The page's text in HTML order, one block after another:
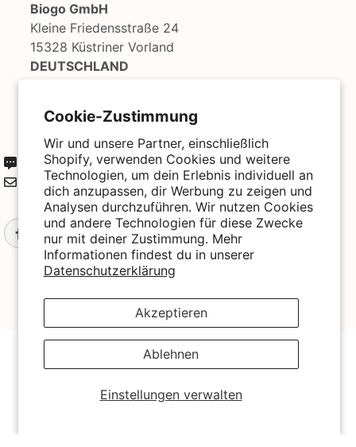
Cookie-Zustimmung
Wir und unsere Partner, einschließlich
Shopify, verwenden Cookies und weitere
Technologien, um dein Erlebnis individuell an
dich anzupassen, dir Werbung zu zeigen und
Analysen durchzuführen. Wir nutzen Cookies
und andere Technologien für diese Zwecke
nur mit deiner Zustimmung. Mehr
Informationen findest du in unserer
Datenschutzerklärung
Einstellungen verwalten
Akzeptieren
Ablehnen
Biogo GmbH
Kleine Friedensstraße 24
15328 Küstriner Vorland
DEUTSCHLAND
ul. Szewska 18,
50-139 Wrocław, Polen
+49 3221 224 3801
kontakt@biogo.de
© 2025 Biogo. All Rights Reserved. Powered By Biogo With
Love 🧡